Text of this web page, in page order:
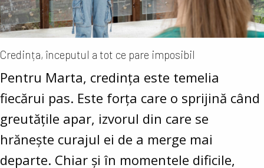
Credința, începutul a tot ce pare imposibil
Pentru Marta, credința este temelia
fiecărui pas. Este forța care o sprijină când
greutățile apar, izvorul din care se
hrănește curajul ei de a merge mai
departe. Chiar și în momentele dificile,